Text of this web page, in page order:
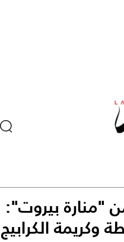
"منارة بيروت":
وكريمة الكرابيج